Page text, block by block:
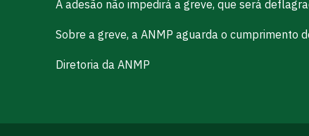
A adesão não impedirá a greve, que será
Sobre a greve, a ANMP aguarda o cumprimento
Diretoria da ANMP